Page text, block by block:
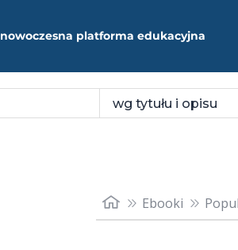
nowoczesna platforma edukacyjna
Ebooki